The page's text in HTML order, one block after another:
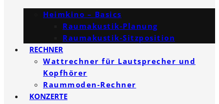
Heimkino – Basics
Raumakustik-Planung
Raumakustik-Sitzposition
RECHNER
Wattrechner für Lautsprecher und
Kopfhörer
Raummoden-Rechner
KONZERTE